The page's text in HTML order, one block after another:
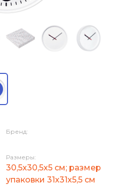
Бренд:
Размеры:
30,5x30,5x5 см; размер
упаковки 31x31x5,5 см